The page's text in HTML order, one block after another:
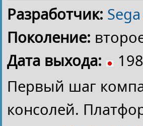
Разработчик: Sega
Поколение:
Дата выхода:
Первый шаг
консолей.